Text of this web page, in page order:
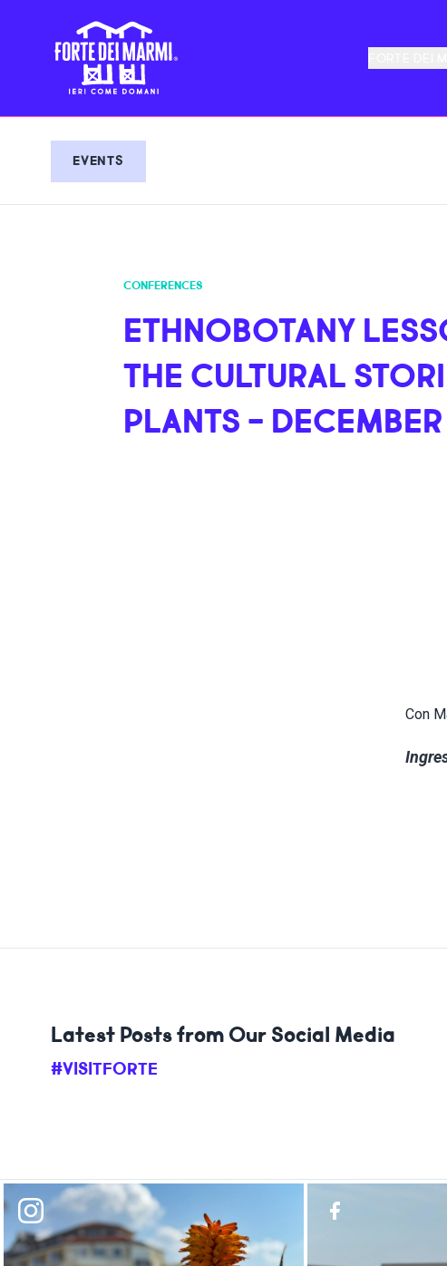
FORTE DEI
EVENTS
CONFERENCES
ETHNOBOTANY
THE CULTURAL
PLANTS -
Con
Latest Posts from Our Social Media
#VISITFORTE